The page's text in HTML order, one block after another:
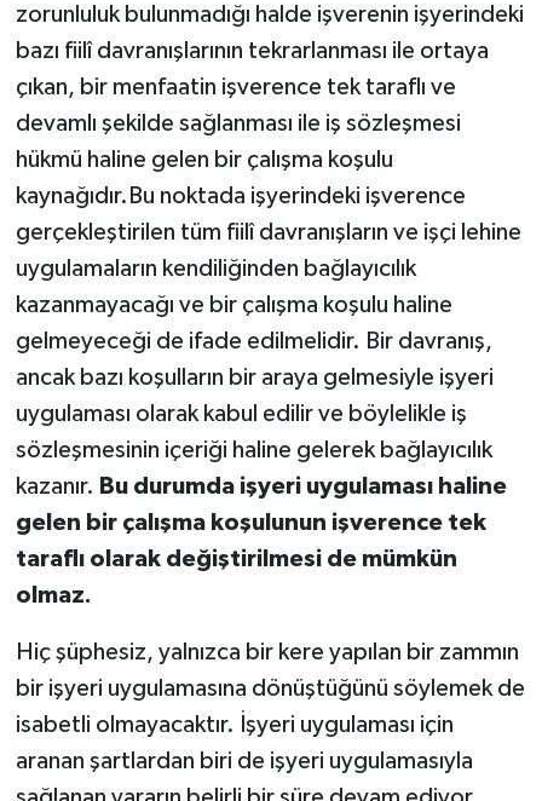
zorunluluk bulunmadığı halde işverenin işyerindeki
bazı fiilî davranışlarının tekrarlanması ile ortaya
çıkan, bir menfaatin işverence tek taraflı ve
devamlı şekilde sağlanması ile iş sözleşmesi
hükmü haline gelen bir çalışma koşulu
kaynağıdır.Bu noktada işyerindeki işverence
gerçekleştirilen tüm fiilî davranışların ve işçi lehine
uygulamaların kendiliğinden bağlayıcılık
kazanmayacağı ve bir çalışma koşulu haline
gelmeyeceği de ifade edilmelidir. Bir davranış,
ancak bazı koşulların bir araya gelmesiyle işyeri
uygulaması olarak kabul edilir ve böylelikle iş
sözleşmesinin içeriği haline gelerek bağlayıcılık
kazanır. Bu durumda işyeri uygulaması haline
gelen bir çalışma koşulunun işverence tek
taraflı olarak değiştirilmesi de mümkün
olmaz.
Hiç şüphesiz, yalnızca bir kere yapılan bir zammın
bir işyeri uygulamasına dönüştüğünü söylemek de
isabetli olmayacaktır. İşyeri uygulaması için
aranan şartlardan biri de işyeri uygulamasıyla